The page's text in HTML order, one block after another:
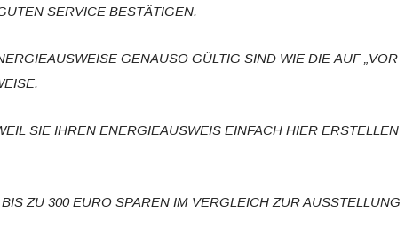
SERVICE BESTÄTIGEN.
GENAUSO GÜLTIG SIND WIE DIE AUF „VOR
SIE IHREN ENERGIEAUSWEIS EINFACH HIER ERSTELLEN
ZU 300 EURO SPAREN IM VERGLEICH ZUR AUSSTELLUNG